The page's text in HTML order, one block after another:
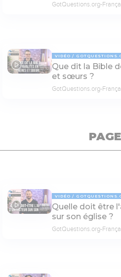
GotQuestions.org-
03:52
VIDÉO
Que dit la Bible
et sœurs ?
GotQuestions.org-
03:55
VIDÉO
Quelle doit être
sur son église ?
GotQuestions.org-